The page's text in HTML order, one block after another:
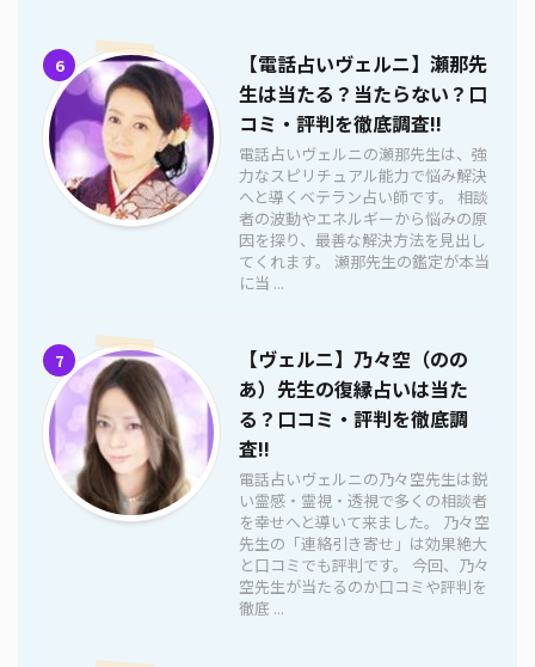
6
【電話占いヴェルニ】瀬那先
生は当たる？当たらない？口
コミ・評判を徹底調査!!
電話占いヴェルニの瀬那先生は、強
力なスピリチュアル能力で悩み解決
へと導くベテラン占い師です。 相談
者の波動やエネルギーから悩みの原
因を探り、最善な解決方法を見出し
てくれます。 瀬那先生の鑑定が本当
に当 ...
7
【ヴェルニ】乃々空（のの
あ）先生の復縁占いは当た
る？口コミ・評判を徹底調
査!!
電話占いヴェルニの乃々空先生は鋭
い霊感・霊視・透視で多くの相談者
を幸せへと導いて来ました。 乃々空
先生の「連絡引き寄せ」は効果絶大
と口コミでも評判です。 今回、乃々
空先生が当たるのか口コミや評判を
徹底 ...